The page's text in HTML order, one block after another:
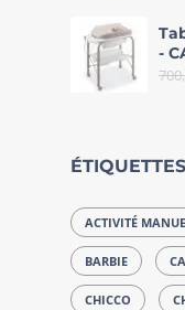
-
ACTIVITÉ
BARBIE
CHICCO